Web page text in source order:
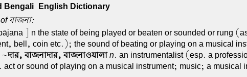
Bengali-English Dictionary
বাজনা:
] n the state of being played or beaten or sounded or rung
bell, coin etc.); the sound of beating or playing on a musical
~দার, বাজনাদার, বাজনাওয়ালা n. an instrumentalist (esp. a
act or sound of playing on a musical instrument; music; a musical